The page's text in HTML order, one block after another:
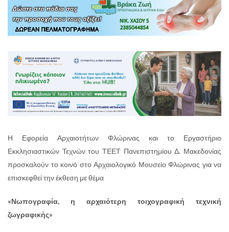
Η Εφορεία Αρχαιοτήτων Φλώρινας και το Εργαστήριο
Εκκλησιαστικών Τεχνών του ΤΕΕΤ Πανεπιστημίου Δ. Μακεδονίας
προσκαλούν το κοινό στο Αρχαιολογικό Μουσείο Φλώρινας για να
επισκεφθεί την έκθεση με θέμα
«Νωπογραφία, η αρχαιότερη τοιχογραφική τεχνική
ζωγραφικής»